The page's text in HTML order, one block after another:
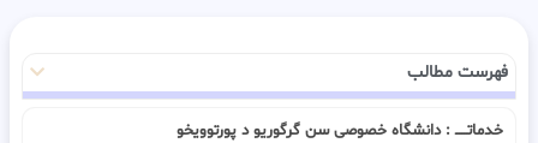
فهرست مطالب
خدماتـــــ : دانشگاه خصوصی سن گرگوریو د پورتوویخو